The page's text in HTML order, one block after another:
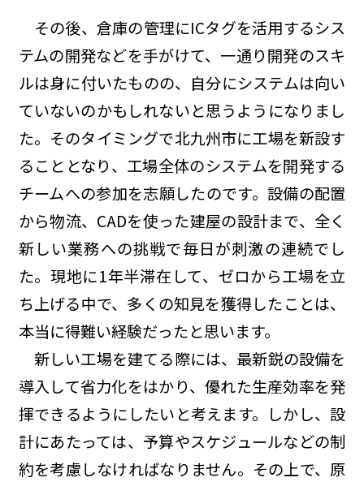
その後、倉庫の管理にICタグを活用するシス
テムの開発などを手がけて、一通り開発のスキ
ルは身に付いたものの、自分にシステムは向い
ていないのかもしれないと思うようになりまし
た。そのタイミングで北九州市に工場を新設す
ることとなり、工場全体のシステムを開発する
チームへの参加を志願したのです。設備の配置
から物流、CADを使った建屋の設計まで、全く
新しい業務への挑戦で毎日が刺激の連続でし
た。現地に1年半滞在して、ゼロから工場を立
ち上げる中で、多くの知見を獲得したことは、
本当に得難い経験だったと思います。
新しい工場を建てる際には、最新鋭の設備を
導入して省力化をはかり、優れた生産効率を発
揮できるようにしたいと考えます。しかし、設
計にあたっては、予算やスケジュールなどの制
約を考慮しなければなりません。その上で、原